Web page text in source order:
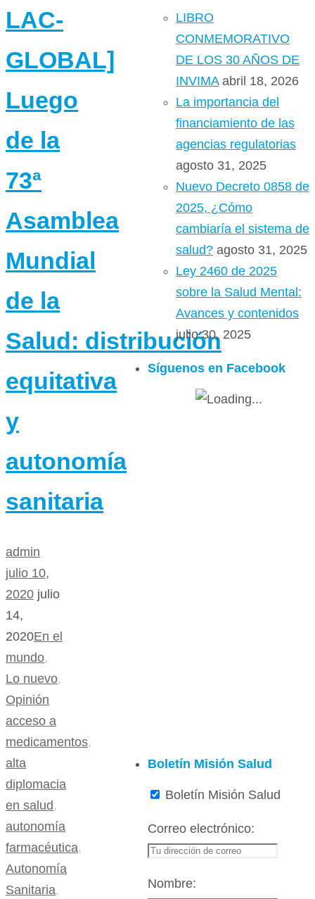
LAC-
GLOBAL]
Luego
de la
73ª
Asamblea
Mundial
de la
Salud: distribución
equitativa
y
autonomía
sanitaria
admin
julio 10,
2020 julio
14,
2020En el
mundo,
Lo nuevo,
Opinión
acceso a
medicamentos,
alta
diplomacia
en salud ,
autonomía
farmacéutica,
Autonomía
Sanitaria,
LIBRO
CONMEMORATIVO
DE LOS 30 AÑOS DE
INVIMA abril 18, 2026
La importancia del
financiamiento de las
agencias regulatorias
agosto 31, 2025
Nuevo Decreto 0858 de
2025, ¿Cómo
cambiaría el sistema de
salud? agosto 31, 2025
Ley 2460 de 2025
sobre la Salud Mental:
Avances y contenidos
julio 30, 2025
Síguenos en Facebook
Boletín Misión Salud
Boletín Misión Salud
Correo electrónico:
Nombre: